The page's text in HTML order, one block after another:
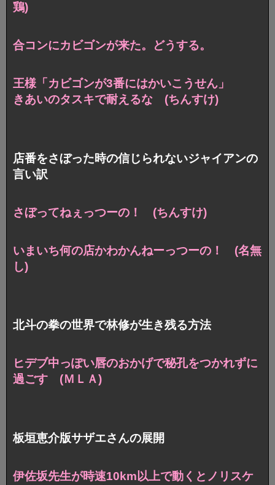
鶏)
合コンにカビゴンが来た。どうする。
王様「カビゴンが3番にはかいこうせん」
きあいのタスキで耐えるな (ちんすけ)
店番をさぼった時の信じられないジャイアンの
言い訳
さぼってねぇっつーの！ (ちんすけ)
いまいち何の店かわかんねーっつーの！ (名無
し)
北斗の拳の世界で林修が生き残る方法
ヒデブ中っぽい唇のおかげで秘孔をつかれずに
過ごす (ＭＬＡ)
板垣恵介版サザエさんの展開
伊佐坂先生が時速10km以上で動くとノリスケ